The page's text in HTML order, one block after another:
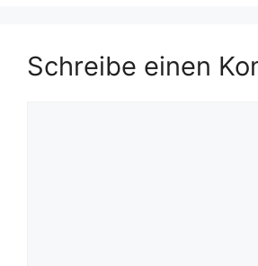
Schreibe einen